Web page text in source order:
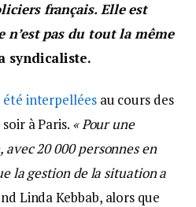
français. Elle est
n’est pas du tout la même
syndicaliste.
interpelléesau cours des
à Paris. « Pour une
20 000 personnes en
la gestion de la situation a
Linda Kebbab, alors que